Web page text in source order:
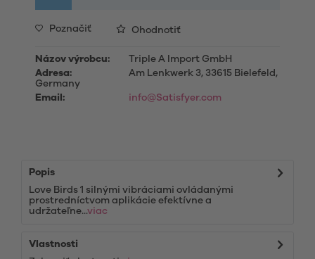
Poznačiť Ohodnotiť
Názov výrobcu:
Triple A Import GmbH
Adresa:
Am Lenkwerk 3, 33615 Bielefeld,
Germany
Email:
info@Satisfyer.com
Popis
Love Birds 1 silnými vibráciami ovládanými
prostredníctvom aplikácie efektívne a
udržateľne...viac
Vlastnosti